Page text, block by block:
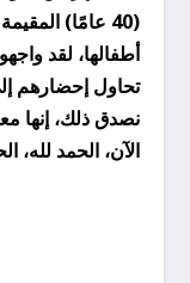
(40 عامًا)
أطفالها، لقد
تحاول إحضارهم
نصدق ذلك، إنها
الآن، الحمد لله،